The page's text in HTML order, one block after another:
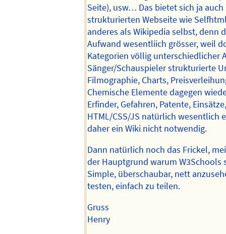
Seite), usw… Das bietet sich ja auch
strukturierten Webseite wie
anderes als Wikipedia selbst, denn
Aufwand wesentliich grösser, weil
Kategorien völlig unterschiedlicher
Sänger/Schauspieler strukturierte
Filmographie, Charts,
Chemische Elemente dagegen
Erfinder, Gefahren, Patente,
HTML/CSS/JS natürlich wesentlich
daher ein Wiki nicht notwendig.
Dann natürlich noch das Frickel,
der Hauptgrund warum W3Schools
Simple, überschaubar, nett
testen, einfach zu teilen.
Gruss
Henry